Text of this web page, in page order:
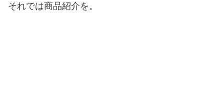
それでは商品紹介を。